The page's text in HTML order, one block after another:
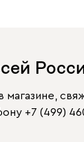
магазине,
+7 (499)